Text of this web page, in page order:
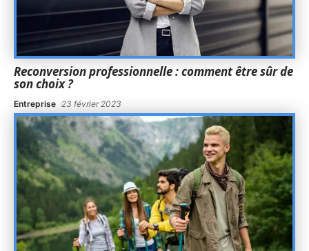
Reconversion professionnelle : comment être sûr de
son choix ?
Entreprise 23 février 2023